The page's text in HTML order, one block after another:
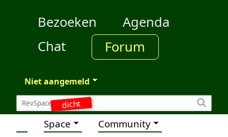
dicht
Bezoeken
Agenda
Chat
Forum
Niet aangemeld
Space Community